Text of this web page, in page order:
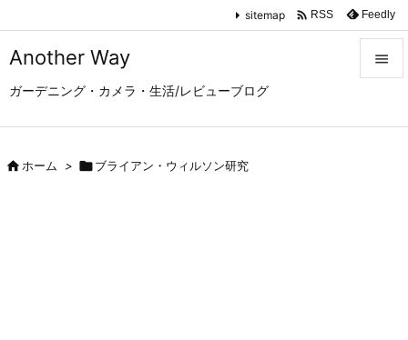
Another Way
ガーデニング・カメラ・生活/レビューブログ

sitemap  RSS Feedly
ホーム > ブライアン・ウィルソン研究